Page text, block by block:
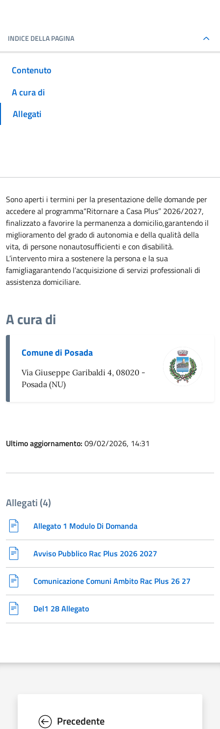
INDICE DELLA PAGINA
Contenuto
A cura di
Allegati
Sono aperti i termini per la presentazione delle domande per
accedere al programma“Ritornare a Casa Plus” 2026/2027,
finalizzato a favorire la permanenza a domicilio,garantendo il
miglioramento del grado di autonomia e della qualità della
vita, di persone nonautosufficienti e con disabilità.
L’intervento mira a sostenere la persona e la sua
famigliagarantendo l’acquisizione di servizi professionali di
assistenza domiciliare.
A cura di
Comune di Posada
Via Giuseppe Garibaldi 4, 08020 -
Posada (NU)
Ultimo aggiornamento: 09/02/2026, 14:31
Allegati (4)
Allegato 1 Modulo Di Domanda
Avviso Pubblico Rac Plus 2026 2027
Comunicazione Comuni Ambito Rac Plus 26 27
Del1 28 Allegato
Precedente